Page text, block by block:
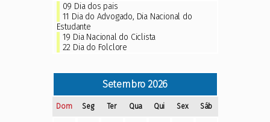
09 Dia dos pais
11 Dia do Advogado, Dia Nacional do
Estudante
19 Dia Nacional do Ciclista
22 Dia do Folclore
Setembro 2026
Dom Seg Ter Qua Qui Sex Sáb